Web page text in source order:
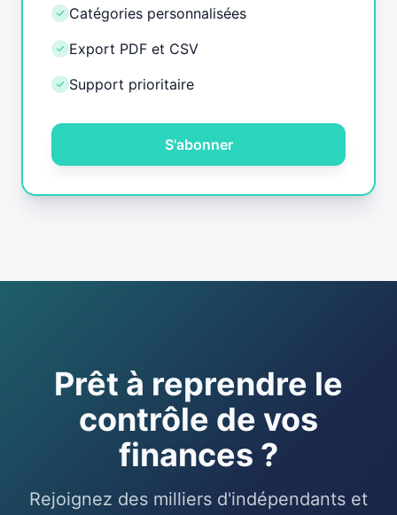
Catégories personnalisées
Export PDF et CSV
Support prioritaire
S'abonner
Prêt à reprendre le
contrôle de vos
finances ?
Rejoignez des milliers d'indépendants et